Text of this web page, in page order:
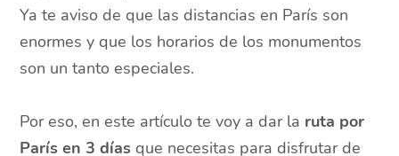
Ya te aviso de que las distancias en París son
enormes y que los horarios de los monumentos
son un tanto especiales.
Por eso, en este artículo te voy a dar la ruta por
París en 3 días que necesitas para disfrutar de